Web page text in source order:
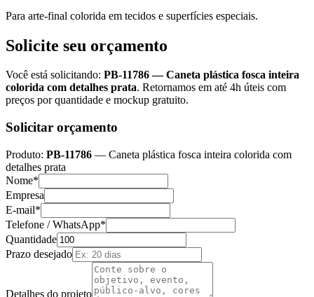
Para arte-final colorida em tecidos e superfícies especiais.
Solicite seu orçamento
Você está solicitando: PB-11786—Caneta plástica fosca inteira
colorida com detalhes prata. Retornamos em até 4h úteis com
preços por quantidade e mockup gratuito.
Solicitar orçamento
Produto: PB-11786 — Caneta plástica fosca inteira colorida com
detalhes prata
Nome*
Empresa
E-mail*
Telefone / WhatsApp*
Quantidade
Prazo desejado
Detalhes do projeto